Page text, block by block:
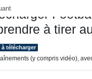
à tirer
télécharger
(y compris vidéo),